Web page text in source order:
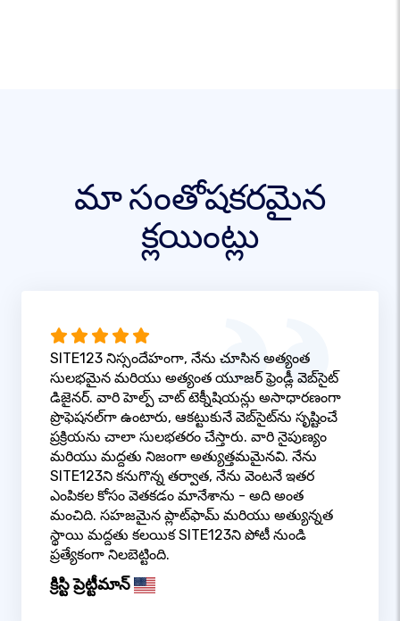
మా సంతోషకరమైన
క్లయింట్లు
SITE123 నిస్సందేహంగా, నేను చూసిన అత్యంత
సులభమైన మరియు అత్యంత యూజర్ ఫ్రెండ్లీ వెబ్‌సైట్
డిజైనర్. వారి హెల్ప్ చాట్ టెక్నీషియన్లు అసాధారణంగా
ప్రొఫెషనల్‌గా ఉంటారు, ఆకట్టుకునే వెబ్‌సైట్‌ను సృష్టించే
ప్రక్రియను చాలా సులభతరం చేస్తారు. వారి నైపుణ్యం
మరియు మద్దతు నిజంగా అత్యుత్తమమైనవి. నేను
SITE123ని కనుగొన్న తర్వాత, నేను వెంటనే ఇతర
ఎంపికల కోసం వెతకడం మానేశాను - అది అంత
మంచిది. సహజమైన ప్లాట్‌ఫామ్ మరియు అత్యున్నత
స్థాయి మద్దతు కలయిక SITE123ని పోటీ నుండి
ప్రత్యేకంగా నిలబెట్టింది.
క్రిస్టి ప్రెట్టీమాన్